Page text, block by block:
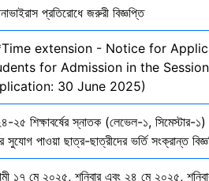
প্রতিরোধে জরুরী বিজ্ঞপ্তি
extension - Notice for
for Admission in the
30 June 2025)
২৫ শিক্ষাবর্ষের স্নাতক (লেভেল-১, সিমেস্টার-১)
সুযোগ পাওয়া ছাত্র-ছাত্রীদের ভর্তি সংক্রান্ত
১৭ মে ২০২৫, শনিবার এবং ২৪ মে ২০২৫, শনিবার